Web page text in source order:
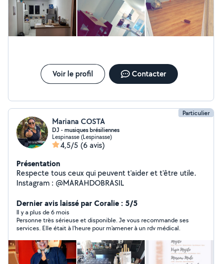
Voir le profil Contacter
Particulier
Mariana COSTA
DJ - musiques brésiliennes
Lespinasse (Lespinasse)
4,5/5 (6 avis)
Présentation
Respecte tous ceux qui peuvent t'aider et t'être utile.
Instagram : @MARAHDOBRASIL
Dernier avis laissé par Coralie : 5/5
Il y a plus de 6 mois
Personne très sérieuse et disponible. Je vous recommande ses
services. Elle était à l'heure pour m'amener à un rdv médical.